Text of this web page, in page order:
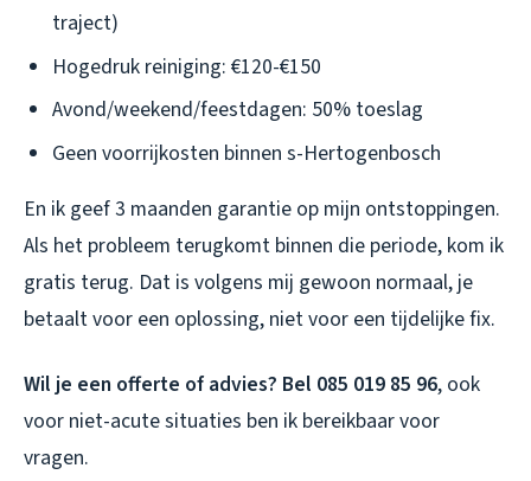
traject)
Hogedruk reiniging: €120-€150
Avond/weekend/feestdagen: 50% toeslag
Geen voorrijkosten binnen s-Hertogenbosch
En ik geef 3 maanden garantie op mijn ontstoppingen.
Als het probleem terugkomt binnen die periode, kom ik
gratis terug. Dat is volgens mij gewoon normaal, je
betaalt voor een oplossing, niet voor een tijdelijke fix.
Wil je een offerte of advies? Bel 085 019 85 96, ook
voor niet-acute situaties ben ik bereikbaar voor
vragen.